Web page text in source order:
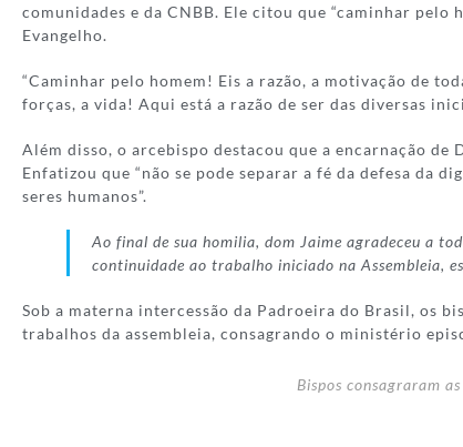
comunidades e da CNBB. Ele citou que “caminhar pelo
Evangelho.
“Caminhar pelo homem! Eis a razão, a motivação de
forças, a vida! Aqui está a razão de ser das diversas
Além disso, o arcebispo destacou que a encarnação
Enfatizou que “não se pode separar a fé da defesa da
seres humanos”.
Ao final de sua homilia, dom Jaime agradeceu a
continuidade ao trabalho iniciado na Assembleia,
Sob a materna intercessão da Padroeira do Brasil, os
trabalhos da assembleia, consagrando o ministério
Bispos consagraram